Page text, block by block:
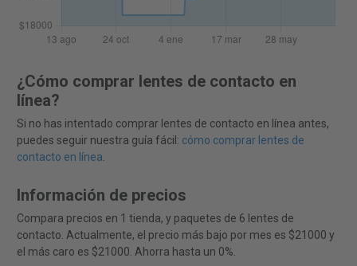
¿Cómo comprar lentes de contacto en
línea?
Si no has intentado comprar lentes de contacto en línea antes,
puedes seguir nuestra guía fácil: cómo comprar lentes de
contacto en línea.
Información de precios
Compara precios en 1 tienda, y paquetes de 6 lentes de
contacto. Actualmente, el precio más bajo por mes es $21000 y
el más caro es $21000. Ahorra hasta un 0%.